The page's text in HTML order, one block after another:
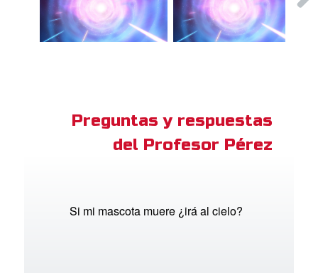
Preguntas y respuestas
del Profesor Pérez
Si mi mascota muere ¿irá al cielo?